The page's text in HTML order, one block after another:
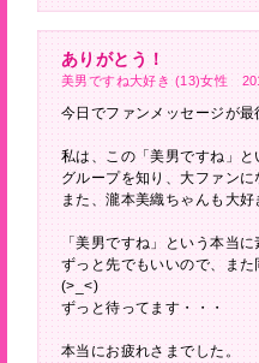
ありがとう！
美男ですね大好き (13)女性
今日でファンメッセージが最
私は、この「美男ですね」
グループを知り、大ファン
また、瀧本美織ちゃんも大
「美男ですね」という本当
ずっと先でもいいので、ま
(>_<)
ずっと待ってます・・・
本当にお疲れさまでした。